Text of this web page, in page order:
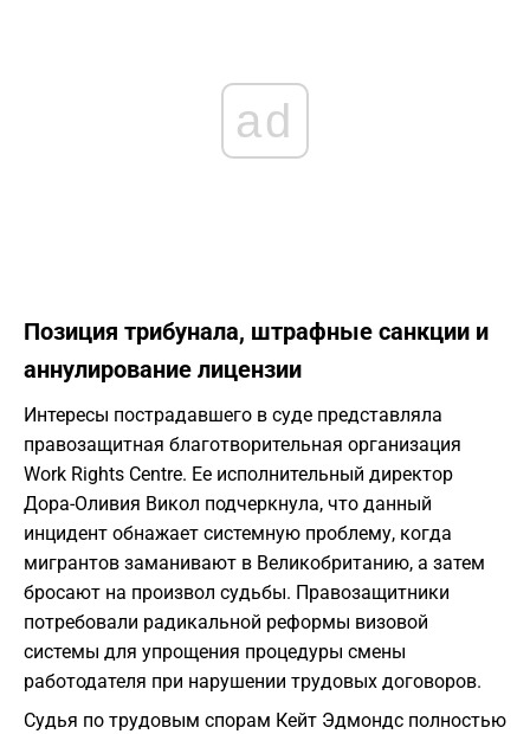
ad
Позиция трибунала, штрафные санкции и
аннулирование лицензии
Интересы пострадавшего в суде представляла
правозащитная благотворительная организация
Work Rights Centre. Ее исполнительный директор
Дора-Оливия Викол подчеркнула, что данный
инцидент обнажает системную проблему, когда
мигрантов заманивают в Великобританию, а затем
бросают на произвол судьбы. Правозащитники
потребовали радикальной реформы визовой
системы для упрощения процедуры смены
работодателя при нарушении трудовых договоров.
Судья по трудовым спорам Кейт Эдмондс полностью